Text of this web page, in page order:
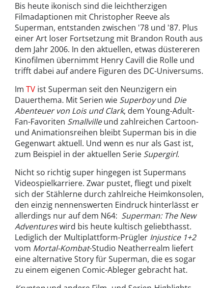
Bis heute ikonisch sind die leichtherzigen
Filmadaptionen mit Christopher Reeve als
Superman, entstanden zwischen '78 und '87. Plus
einer Art loser Fortsetzung mit Brandon Routh aus
dem Jahr 2006. In den aktuellen, etwas düstereren
Kinofilmen übernimmt Henry Cavill die Rolle und
trifft dabei auf andere Figuren des DC-Universums.
Im TV ist Superman seit den Neunzigern ein
Dauerthema. Mit Serien wie Superboyund Die
Abenteuer von Lois und Clark, dem Young-Adult-
Fan-Favoriten Smallvilleund zahlreichen Cartoon-
und Animationsreihen bleibt Superman bis in die
Gegenwart aktuell. Und wenn es nur als Gast ist,
zum Beispiel in der aktuellen Serie Supergirl.
Nicht so richtig super hingegen ist Supermans
Videospielkarriere. Zwar pustet, fliegt und pixelt
sich der Stählerne durch zahlreiche Heimkonsolen,
den einzig nennenswerten Eindruck hinterlässt er
allerdings nur auf dem N64: Superman: The New
Adventureswird bis heute kultisch geliebthasst.
Lediglich der Multiplattform-Prügler Injustice 1+2
vom Mortal-Kombat-Studio Neatherrealm liefert
eine alternative Story für Superman, die es sogar
zu einem eigenen Comic-Ableger gebracht hat.